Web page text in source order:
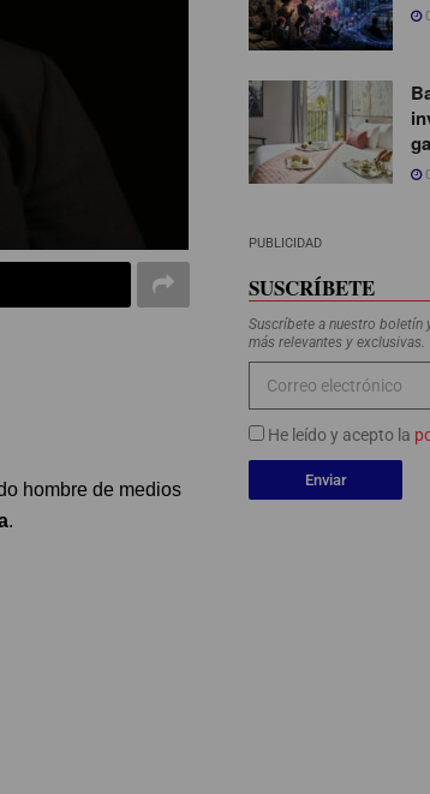
hombre de medios
.
PUBLICIDAD
SUSCRÍBETE
Suscríbete a nuestro
más relevantes y exclusivas.
He leído y acepto la
Enviar